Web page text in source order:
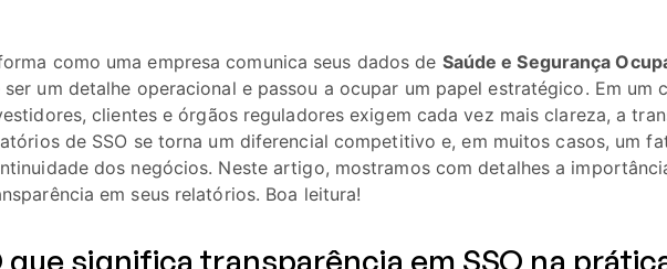
como uma empresa comunica seus dados de Saúde e Segurança
ser um detalhe operacional e passou a ocupar um papel estratégico. Em um
clientes e órgãos reguladores exigem cada vez mais clareza, a
de SSO se torna um diferencial competitivo e, em muitos casos, um
dos negócios. Neste artigo, mostramos com detalhes a
em seus relatórios. Boa leitura!
que significa transparência em SSO na